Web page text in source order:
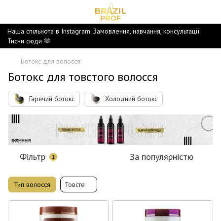
Наша спільнота в Instagram. Замовлення, навчання, консультації.
Тисни сюди 🫶
Ботокс для волосся
Ботокс для товстого волосся
Гарячий ботокс Холодний ботокс
Фільтр 1 За популярністю
Тип волосся Товсте